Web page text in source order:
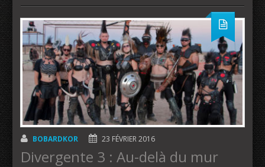
BOBARDKOR 23 FÉVRIER 2016
Divergente 3 : Au-delà du mur